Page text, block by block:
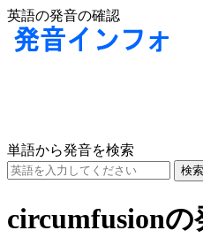
英語の発音の確認
単語から発音を検索
circumfusion